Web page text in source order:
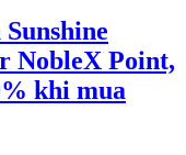
NobleX Point,
khi mua